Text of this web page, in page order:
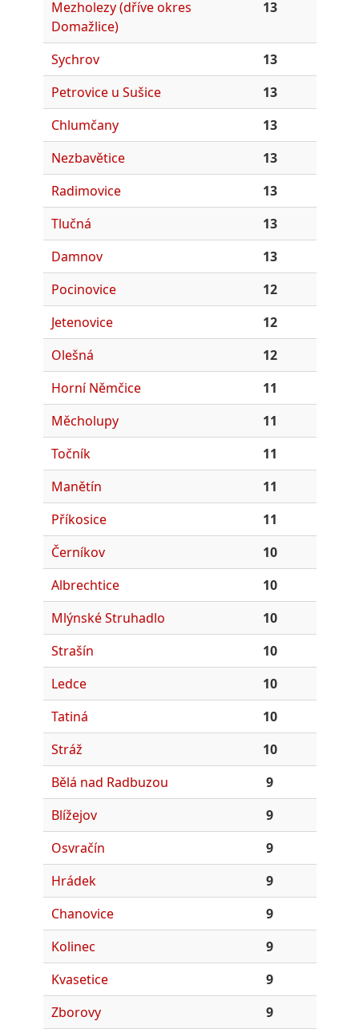
Mezholezy (dříve okres
Domažlice)
13
Sychrov
13
Petrovice u Sušice
13
Chlumčany
13
Nezbavětice
13
Radimovice
13
Tlučná
13
Damnov
13
Pocinovice
12
Jetenovice
12
Olešná
12
Horní Němčice
11
Měcholupy
11
Točník
11
Manětín
11
Příkosice
11
Černíkov
10
Albrechtice
10
Mlýnské Struhadlo
10
Strašín
10
Ledce
10
Tatiná
10
Stráž
10
Bělá nad Radbuzou
9
Blížejov
9
Osvračín
9
Hrádek
9
Chanovice
9
Kolinec
9
Kvasetice
9
Zborovy
9